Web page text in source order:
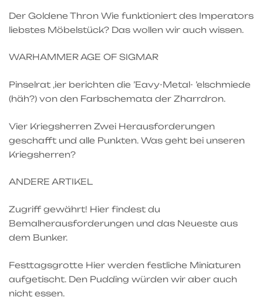
Der Goldene Thron Wie funktioniert des Imperators
liebstes Möbelstück? Das wollen wir auch wissen.
WARHAMMER AGE OF SIGMAR
Pinselrat ‚ier berichten die ’Eavy-Metal- ’elschmiede
(häh?) von den Farbschemata der Zharrdron.
Vier Kriegsherren Zwei Herausforderungen
geschafft und alle Punkten. Was geht bei unseren
Kriegsherren?
ANDERE ARTIKEL
Zugriff gewährt! Hier findest du
Bemalherausforderungen und das Neueste aus
dem Bunker.
Festtagsgrotte Hier werden festliche Miniaturen
aufgetischt. Den Pudding würden wir aber auch
nicht essen.